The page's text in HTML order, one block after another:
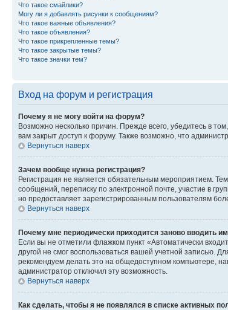
Что такое смайлики?
Могу ли я добавлять рисунки к сообщениям?
Что такое важные объявления?
Что такое объявления?
Что такое прикрепленные темы?
Что такое закрытые темы?
Что такое значки тем?
Вход на форум и регистрация
Почему я не могу войти на форум?
Возможно несколько причин. Прежде всего, убедитесь в
вам закрыт доступ к форуму. Также возможно, что
Вернуться наверх
Зачем вообще нужна регистрация?
Регистрация не является обязательным мероприятием.
сообщений, переписку по электронной почте, участие в
но предоставляет зарегистрированным пользователям
Вернуться наверх
Почему мне периодически приходится заново вводить
Если вы не отметили флажком пункт «Автоматически
другой не смог воспользоваться вашей учетной записью.
рекомендуем делать это на общедоступном компьютере,
администратор отключил эту возможность.
Вернуться наверх
Как сделать, чтобы я не появлялся в списке активных